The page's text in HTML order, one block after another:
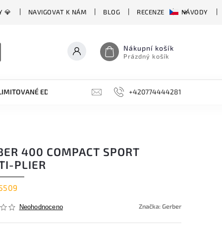
💎 NAVIGOVAT K NÁM BLOG RECENZE NÁVODY
Nákupní košík
Prázdný košík
EDICE BROUSKY, BRUSKY, OCÍLKY
+420774444281
400 COMPACT SPORT
PLIER
Neohodnoceno Značka:Gerber